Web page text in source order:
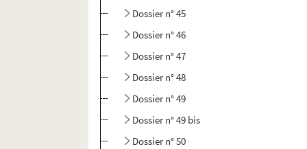
Dossier n° 45
Dossier n° 46
Dossier n° 47
Dossier n° 48
Dossier n° 49
Dossier n° 49 bis
Dossier n° 50